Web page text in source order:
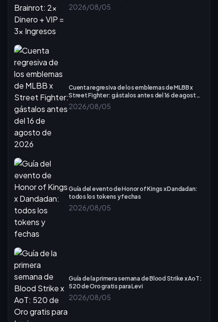
2026/08/05
Cuenta regresiva de los emblemas de MLBB x
Street Fighter: gástalos antes del 16 de agosto
de 2026
2026/08/05
Guía del evento de Honor of Kings x Dandadan:
todos los tokens y fechas
2026/08/05
Guía de la primera semana de Blood Strike x AoT:
520 de Oro gratis para Levi
2026/08/05